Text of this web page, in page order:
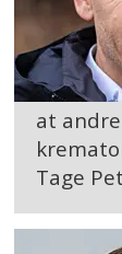
at
Tage